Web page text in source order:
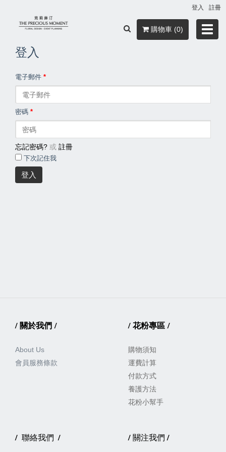
登入 註冊
購物車 (0)
登入
電子郵件 *
密碼 *
忘記密碼? 或 註冊
下次記住我
登入
/關於我們/
About Us
會員服務條款
/花粉專區/
購物須知
運費計算
付款方式
養護方法
花粉小幫手
/ 聯絡我們 / / 關注我們 /